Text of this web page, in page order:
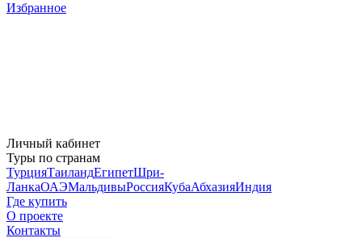
Избранное
Личный кабинет
Туры по странам
ТурцияТаиландЕгипетШри-
ЛанкаОАЭМальдивыРоссияКубаАбхазияИндия
Где купить
О проекте
Контакты